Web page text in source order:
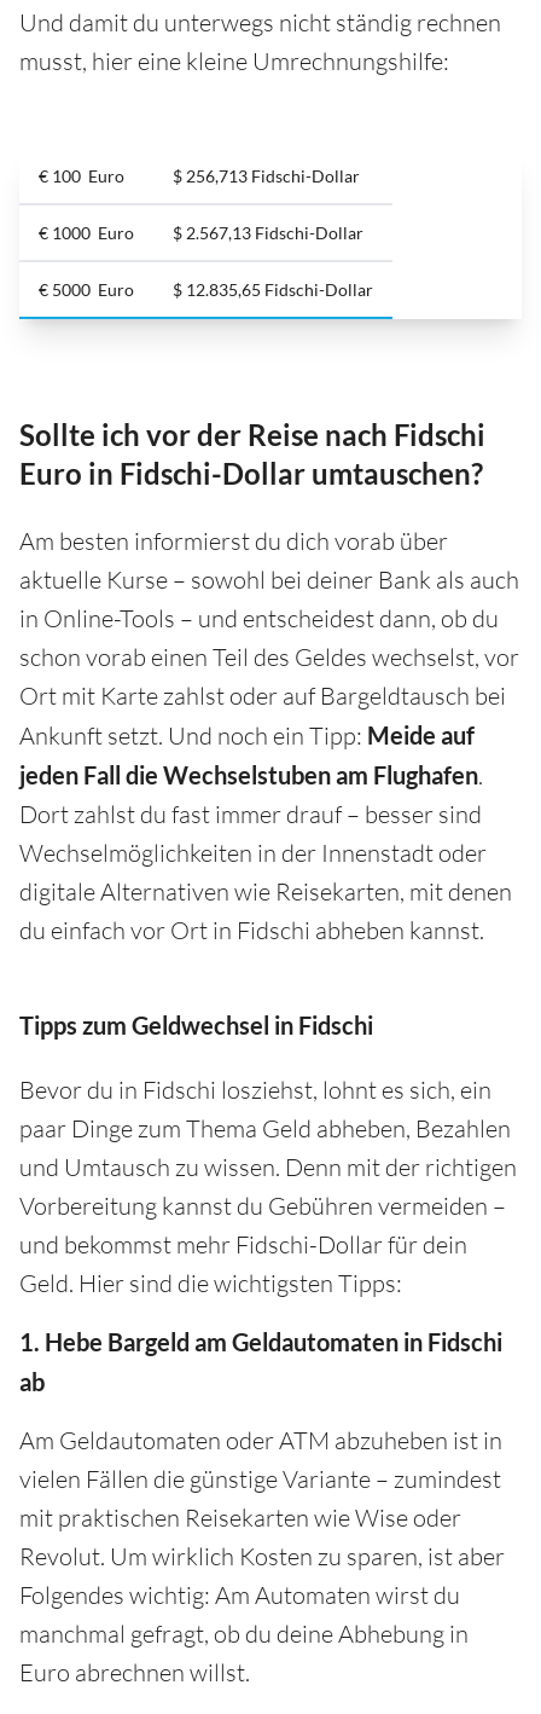
Und damit du unterwegs nicht ständig rechnen
musst, hier eine kleine Umrechnungshilfe:
€ 100 Euro $ 256,713 Fidschi-Dollar
€ 1000 Euro $ 2.567,13 Fidschi-Dollar
€ 5000 Euro $ 12.835,65 Fidschi-Dollar
Sollte ich vor der Reise nach Fidschi
Euro in Fidschi-Dollar umtauschen?
Am besten informierst du dich vorab über
aktuelle Kurse – sowohl bei deiner Bank als auch
in Online-Tools – und entscheidest dann, ob du
schon vorab einen Teil des Geldes wechselst, vor
Ort mit Karte zahlst oder auf Bargeldtausch bei
Ankunft setzt. Und noch ein Tipp: Meide auf
jeden Fall die Wechselstuben am Flughafen.
Dort zahlst du fast immer drauf – besser sind
Wechselmöglichkeiten in der Innenstadt oder
digitale Alternativen wie Reisekarten, mit denen
du einfach vor Ort in Fidschi abheben kannst.
Tipps zum Geldwechsel in Fidschi
Bevor du in Fidschi losziehst, lohnt es sich, ein
paar Dinge zum Thema Geld abheben, Bezahlen
und Umtausch zu wissen. Denn mit der richtigen
Vorbereitung kannst du Gebühren vermeiden –
und bekommst mehr Fidschi-Dollar für dein
Geld. Hier sind die wichtigsten Tipps:
1. Hebe Bargeld am Geldautomaten in Fidschi
ab
Am Geldautomaten oder ATM abzuheben ist in
vielen Fällen die günstige Variante – zumindest
mit praktischen Reisekarten wie Wise oder
Revolut. Um wirklich Kosten zu sparen, ist aber
Folgendes wichtig: Am Automaten wirst du
manchmal gefragt, ob du deine Abhebung in
Euro abrechnen willst.